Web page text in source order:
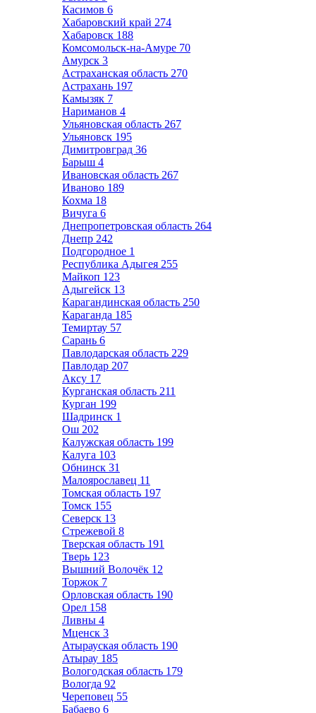
Касимов 6
Хабаровский край 274
Хабаровск 188
Комсомольск-на-Амуре 70
Амурск 3
Астраханская область 270
Астрахань 197
Камызяк 7
Нариманов 4
Ульяновская область 267
Ульяновск 195
Димитровград 36
Барыш 4
Ивановская область 267
Иваново 189
Кохма 18
Вичуга 6
Днепропетровская область 264
Днепр 242
Подгородное 1
Республика Адыгея 255
Майкоп 123
Адыгейск 13
Карагандинская область 250
Караганда 185
Темиртау 57
Сарань 6
Павлодарская область 229
Павлодар 207
Аксу 17
Курганская область 211
Курган 199
Шадринск 1
Ош 202
Калужская область 199
Калуга 103
Обнинск 31
Малоярославец 11
Томская область 197
Томск 155
Северск 13
Стрежевой 8
Тверская область 191
Тверь 123
Вышний Волочёк 12
Торжок 7
Орловская область 190
Орел 158
Ливны 4
Мценск 3
Атырауская область 190
Атырау 185
Вологодская область 179
Вологда 92
Череповец 55
Бабаево 6